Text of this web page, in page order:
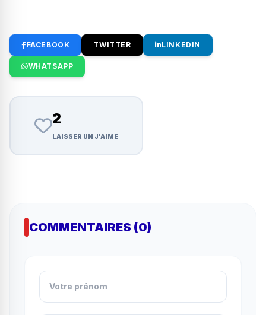
FACEBOOK TWITTER LINKEDIN
WHATSAPP
2
LAISSER UN J'AIME
COMMENTAIRES (0)